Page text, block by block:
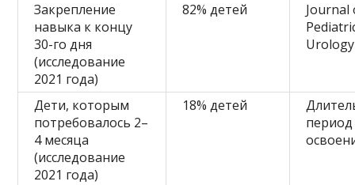
Закрепление
навыка к концу
30-го дня
(исследование
2021 года)
82% детей
Journal
Urology
Дети, которым
потребовалось 2–
4 месяца
(исследование
2021 года)
18% детей
период